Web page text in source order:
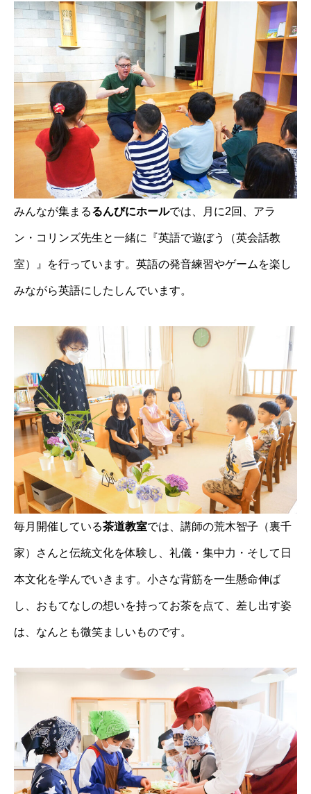
みんなが集まるるんびにホールでは、月に2回、アラ
ン・コリンズ先生と一緒に『英語で遊ぼう（英会話教
室）』を行っています。英語の発音練習やゲームを楽し
みながら英語にしたしんでいます。
毎月開催している茶道教室では、講師の荒木智子（裏千
家）さんと伝統文化を体験し、礼儀・集中力・そして日
本文化を学んでいきます。小さな背筋を一生懸命伸ば
し、おもてなしの想いを持ってお茶を点て、差し出す姿
は、なんとも微笑ましいものです。